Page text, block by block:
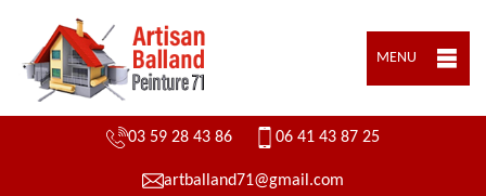
MENU
03 59 28 43 86 06 41 43 87 25
artballand71@gmail.com